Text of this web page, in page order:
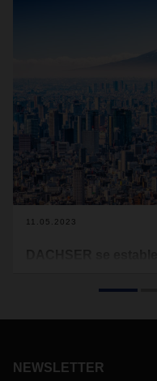
11.05.2023
oficina en Tokio. El
NEWSLETTER